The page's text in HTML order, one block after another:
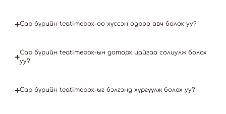
Сар бүрийн teatimebox-oo хүссэн өдрөө авч болох уу?
Сар бүрийн teatimebox-ын доторх цайгаа солиулж болох
уу?
Сар бүрийн teatimebox-ыг бэлгэнд хүргүүлж болох уу?